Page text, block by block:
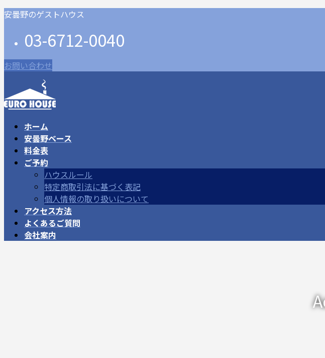
コ
ツ
に
動
ナ
シ
ョ
に
移
安曇野のゲストハウス
03-6712-0040
お問い合わせ
ホーム
安曇野ベース
料金表
ご予約
ハウスルール
特定商取引法に基づく表記
個人情報の取り扱いについて
アクセス方法
よくあるご質問
会社案内